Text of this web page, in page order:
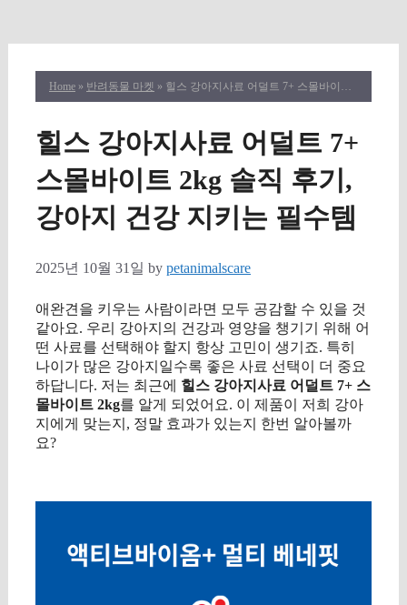
Home » 반려동물 마켓 » 힐스 강아지사료 어덜트 7+ 스몰바이트 2kg 솔직 후기, 강아지 건강 지키는 필수템
힐스 강아지사료 어덜트 7+
스몰바이트 2kg 솔직 후기,
강아지 건강 지키는 필수템
2025년 10월 31일 by petanimalscare
애완견을 키우는 사람이라면 모두 공감할 수 있을 것
같아요. 우리 강아지의 건강과 영양을 챙기기 위해 어
떤 사료를 선택해야 할지 항상 고민이 생기죠. 특히
나이가 많은 강아지일수록 좋은 사료 선택이 더 중요
하답니다. 저는 최근에 힐스 강아지사료 어덜트 7+ 스
몰바이트 2kg를 알게 되었어요. 이 제품이 저희 강아
지에게 맞는지, 정말 효과가 있는지 한번 알아볼까
요?